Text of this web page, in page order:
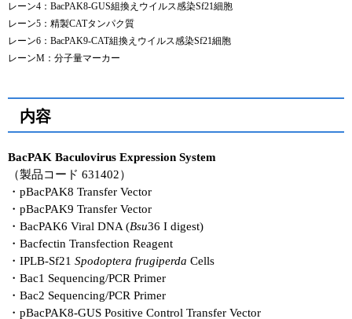
レーン4：BacPAK8-GUS組換えウイルス感染Sf21細胞
レーン5：精製CATタンパク質
レーン6：BacPAK9-CAT組換えウイルス感染Sf21細胞
レーンM：分子量マーカー
内容
BacPAK Baculovirus Expression System
（製品コード 631402）
・pBacPAK8 Transfer Vector
・pBacPAK9 Transfer Vector
・BacPAK6 Viral DNA (Bsu36 I digest)
・Bacfectin Transfection Reagent
・IPLB-Sf21 Spodoptera frugiperda Cells
・Bac1 Sequencing/PCR Primer
・Bac2 Sequencing/PCR Primer
・pBacPAK8-GUS Positive Control Transfer Vector